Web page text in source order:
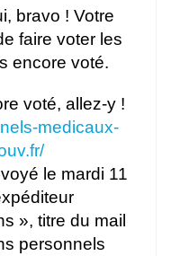
bravo ! Votre
faire voter les
encore voté.
voté, allez-y !
medicaux-
le mardi 11
», titre du mail
personnels